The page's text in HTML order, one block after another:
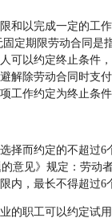
和以完成一定的工
定期限劳动合同是
可以约定终止条件
解除劳动合同时支
工作约定为终止条
择而约定的不超过
意见》规定：劳动
内，最长不得超过6
的职工可以约定试